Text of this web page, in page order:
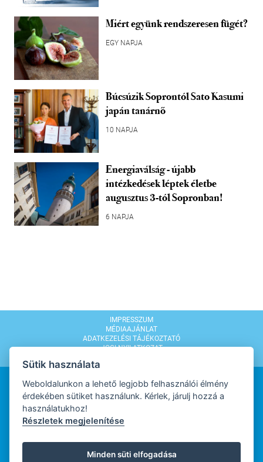
Miért együnk rendszeresen fügét?
EGY NAPJA
Búcsúzik Soprontól Sato Kasumi
japán tanárnő
10 NAPJA
Energiaválság - újabb
intézkedések léptek életbe
augusztus 3-tól Sopronban!
6 NAPJA
IMPRESSZUM
MÉDIAAJÁNLAT
ADATKEZELÉSI TÁJÉKOZTATÓ
JOGI NYILATKOZAT
WEBDESIGN
Sütik használata
Weboldalunkon a lehető legjobb felhasználói élmény
érdekében sütiket használunk. Kérlek, járulj hozzá a
használatukhoz!
Részletek megjelenítése
Minden süti elfogadása